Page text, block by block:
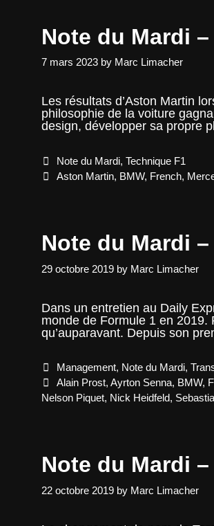
Note du Mardi
7 mars 2023 by Marc Limacher
Les résultats d’Aston Martin
philosophie de la voiture
design, développer sa propre
Categories
Note du Mardi,Technique F1
Tags
Aston Martin, BMW, French,
Note du Mardi
29 octobre 2019 by Marc Limacher
Dans un entretien au Daily
monde de Formule 1 en
qu’auparavant. Depuis son
Categories
Management, Note du Mardi,
Tags
Alain Prost,Ayrton Senna, BMW,
Nelson Piquet, Nick Heidfeld,
Note du Mardi
22 octobre 2019 by Marc Limacher